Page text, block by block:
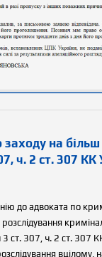
на
ч. 2 ст. 307 КК
до адвоката по
ст. 307, ч. 2 ст. 307